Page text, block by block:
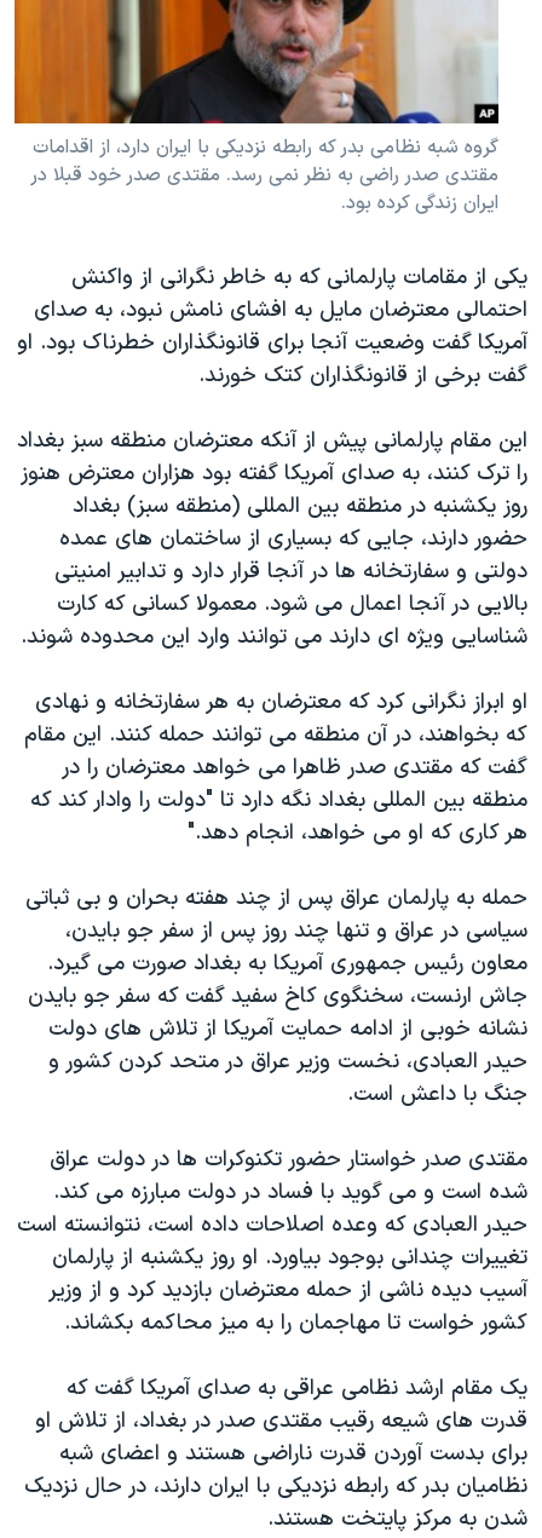
گروه شبه نظامی بدر که رابطه نزدیکی با ایران دارد، از اقدامات
مقتدی صدر راضی به نظر نمی رسد. مقتدی صدر خود قبلا در
ایران زندگی کرده بود.
یکی از مقامات پارلمانی که به خاطر نگرانی از واکنش
احتمالی معترضان مایل به افشای نامش نبود، به صدای
آمریکا گفت وضعیت آنجا برای قانونگذاران خطرناک بود. او
گفت برخی از قانونگذاران کتک خورند.
این مقام پارلمانی پیش از آنکه معترضان منطقه سبز بغداد
را ترک کنند، به صدای آمریکا گفته بود هزاران معترض هنوز
روز یکشنبه در منطقه بین المللی (منطقه سبز) بغداد
حضور دارند، جایی که بسیاری از ساختمان های عمده
دولتی و سفارتخانه ها در آنجا قرار دارد و تدابیر امنیتی
بالایی در آنجا اعمال می شود. معمولا کسانی که کارت
شناسایی ویژه ای دارند می توانند وارد این محدوده شوند.
او ابراز نگرانی کرد که معترضان به هر سفارتخانه و نهادی
که بخواهند، در آن منطقه می توانند حمله کنند. این مقام
گفت که مقتدی صدر ظاهرا می خواهد معترضان را در
منطقه بین المللی بغداد نگه دارد تا "دولت را وادار کند که
هر کاری که او می خواهد، انجام دهد."
حمله به پارلمان عراق پس از چند هفته بحران و بی ثباتی
سیاسی در عراق و تنها چند روز پس از سفر جو بایدن،
معاون رئیس جمهوری آمریکا به بغداد صورت می گیرد.
جاش ارنست، سخنگوی کاخ سفید گفت که سفر جو بایدن
نشانه خوبی از ادامه حمایت آمریکا از تلاش های دولت
حیدر العبادی، نخست وزیر عراق در متحد کردن کشور و
جنگ با داعش است.
مقتدی صدر خواستار حضور تکنوکرات ها در دولت عراق
شده است و می گوید با فساد در دولت مبارزه می کند.
حیدر العبادی که وعده اصلاحات داده است، نتوانسته است
تغییرات چندانی بوجود بیاورد. او روز یکشنبه از پارلمان
آسیب دیده ناشی از حمله معترضان بازدید کرد و از وزیر
کشور خواست تا مهاجمان را به میز محاکمه بکشاند.
یک مقام ارشد نظامی عراقی به صدای آمریکا گفت که
قدرت های شیعه رقیب مقتدی صدر در بغداد، از تلاش او
برای بدست آوردن قدرت ناراضی هستند و اعضای شبه
نظامیان بدر که رابطه نزدیکی با ایران دارند، در حال نزدیک
شدن به مرکز پایتخت هستند.